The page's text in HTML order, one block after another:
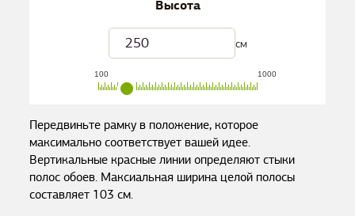
Высота
см
100 1000
Передвиньте рамку в положение, которое
максимально соответствует вашей идее.
Вертикальные красные линии определяют стыки
полос обоев. Максиальная ширина целой полосы
составляет 103 см.